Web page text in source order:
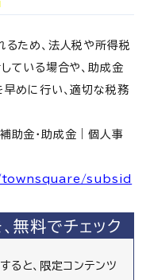
るため、法人税や所得税
ている場合や、助成金
めに行い、適切な税務
助金・助成金｜個人事
subsid
無料でチェック
と、限定コンテンツ